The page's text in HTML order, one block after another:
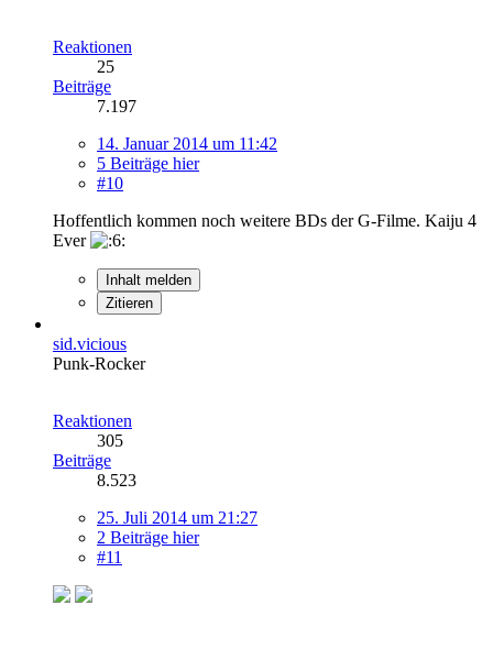
Reaktionen
25
Beiträge
7.197
14. Januar 2014 um 11:42
5 Beiträge hier
#10
Hoffentlich kommen noch weitere BDs der G-Filme. Kaiju 4
Ever
Inhalt melden
Zitieren
sid.vicious
Punk-Rocker
Reaktionen
305
Beiträge
8.523
25. Juli 2014 um 21:27
2 Beiträge hier
#11